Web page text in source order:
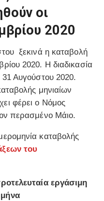
οι
2020
ξεκινά η καταβολή
2020. Η διαδικασία
Αυγούστου 2020.
μηνιαίων
φέρει ο Νόμος
περασμένο Μάιο.
καταβολής
του
εργάσιμη